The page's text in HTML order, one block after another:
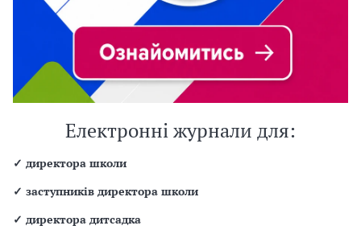
Електронні журнали для:
✓ директора школи
✓ заступників директора школи
✓ директора дитсадка